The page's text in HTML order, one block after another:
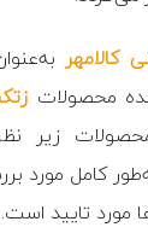
کالامهر
محصولات
زیر
کامل مورد
مورد تایید است.